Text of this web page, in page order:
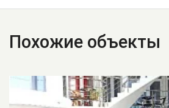
Похожие объекты